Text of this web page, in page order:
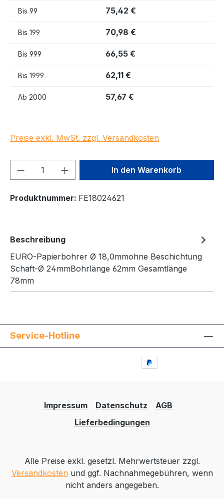
Bis 99 75,42 €
Bis 199 70,98 €
Bis 999 66,55 €
Bis 1999 62,11 €
Ab 2000 57,67 €
Preise exkl. MwSt. zzgl. Versandkosten
Produkt Anzahl: Gib denIn den Warenkorb
Produktnummer: FE18024621
Beschreibung
EURO-Papierbohrer Ø 18,0mmohne Beschichtung
Schaft-Ø 24mmBohrlänge 62mm Gesamtlänge
78mm
Service-Hotline
Impressum Datenschutz
AGB
Lieferbedingungen
Alle Preise exkl. gesetzl. Mehrwertsteuer zzgl.
Versandkosten und ggf. Nachnahmegebühren, wenn
nicht anders angegeben.